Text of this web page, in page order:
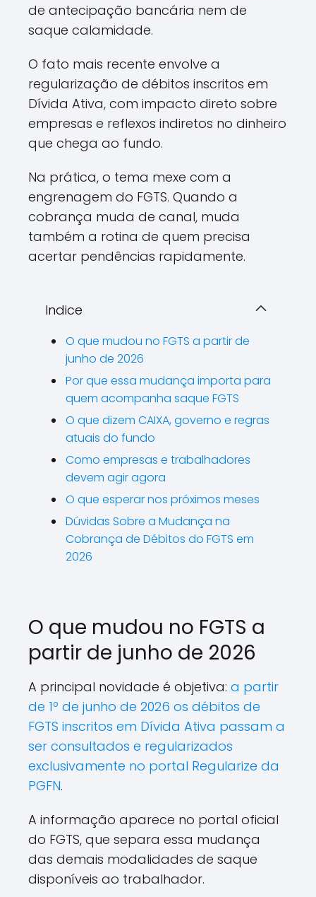
de antecipação bancária nem de
saque calamidade.
O fato mais recente envolve a
regularização de débitos inscritos em
Dívida Ativa, com impacto direto sobre
empresas e reflexos indiretos no dinheiro
que chega ao fundo.
Na prática, o tema mexe com a
engrenagem do FGTS. Quando a
cobrança muda de canal, muda
também a rotina de quem precisa
acertar pendências rapidamente.
Indice
O que mudou no FGTS a partir de
junho de 2026
Por que essa mudança importa para
quem acompanha saque FGTS
O que dizem CAIXA, governo e regras
atuais do fundo
Como empresas e trabalhadores
devem agir agora
O que esperar nos próximos meses
Dúvidas Sobre a Mudança na
Cobrança de Débitos do FGTS em
2026
O que mudou no FGTS a
partir de junho de 2026
A principal novidade é objetiva: a partir
de 1º de junho de 2026 os débitos de
FGTS inscritos em Dívida Ativa passam a
ser consultados e regularizados
exclusivamente no portal Regularize da
PGFN.
A informação aparece no portal oficial
do FGTS, que separa essa mudança
das demais modalidades de saque
disponíveis ao trabalhador.